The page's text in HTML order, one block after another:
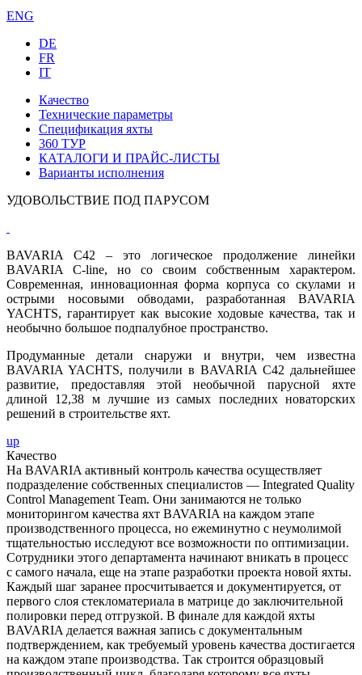
ENG
DE
FR
IT
Качество
Технические параметры
Спецификация яхты
360 ТУР
КАТАЛОГИ И ПРАЙС-ЛИСТЫ
Варианты исполнения
УДОВОЛЬСТВИЕ ПОД ПАРУСОМ
BAVARIA C42 – это логическое продолжение линейки
BAVARIA C-line, но со своим собственным характером.
Современная, инновационная форма корпуса со скулами и
острыми носовыми обводами, разработанная BAVARIA
YACHTS, гарантирует как высокие ходовые качества, так и
необычно большое подпалубное пространство.
Продуманные детали снаружи и внутри, чем известна
BAVARIA YACHTS, получили в BAVARIA C42 дальнейшее
развитие, предоставляя этой необычной парусной яхте
длиной 12,38 м лучшие из самых последних новаторских
решений в строительстве яхт.
up
Качество
На BAVARIA активный контроль качества осуществляет
подразделение собственных специалистов — Integrated Quality
Control Management Team. Они занимаются не только
мониторингом качества яхт BAVARIA на каждом этапе
производственного процесса, но ежеминутно с неумолимой
тщательностью исследуют все возможности по оптимизации.
Сотрудники этого департамента начинают вникать в процесс
с самого начала, еще на этапе разработки проекта новой яхты.
Каждый шаг заранее просчитывается и документируется, от
первого слоя стекломатериала в матрице до заключительной
полировки перед отгрузкой. В финале для каждой яхты
BAVARIA делается важная запись с документальным
подтверждением, как требуемый уровень качества достигается
на каждом этапе производства. Так строится образцовый